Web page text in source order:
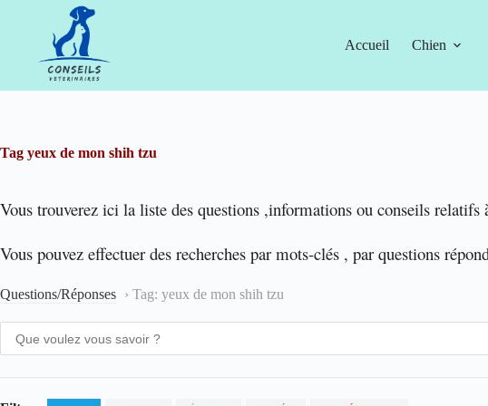
Accueil Chien
Tag yeux de mon shih tzu
Vous trouverez ici la liste des questions ,informations ou conseils
Vous pouvez effectuer des recherches par mots-clés , par questions
Questions/Réponses › Tag: yeux de mon shih tzu